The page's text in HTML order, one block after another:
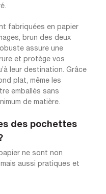
fabriquées en papier
brun des deux
assure une
et protège vos
leur destination. Grâce
plat, même les
emballés sans
de matière.
des pochettes
ne sont non
aussi pratiques et